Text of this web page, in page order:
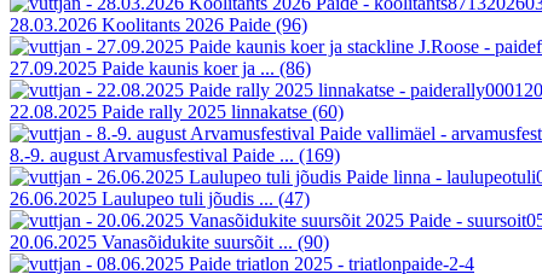
28.03.2026 Koolitants 2026 Paide (96)
27.09.2025 Paide kaunis koer ja ... (86)
22.08.2025 Paide rally 2025 linnakatse (60)
8.-9. august Arvamusfestival Paide ... (169)
26.06.2025 Laulupeo tuli jõudis ... (47)
20.06.2025 Vanasõidukite suursõit ... (90)